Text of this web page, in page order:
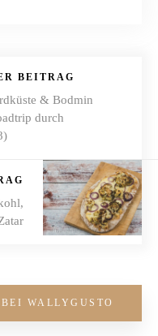
BEITRAG
& Bodmin
durch
WALLYGUSTO